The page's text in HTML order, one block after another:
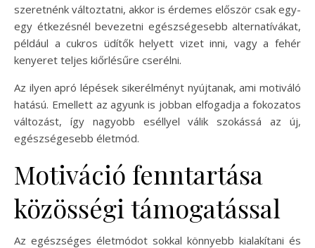
szeretnénk változtatni, akkor is érdemes először csak egy-
egy étkezésnél bevezetni egészségesebb alternatívákat,
például a cukros üdítők helyett vizet inni, vagy a fehér
kenyeret teljes kiőrlésűre cserélni.
Az ilyen apró lépések sikerélményt nyújtanak, ami motiváló
hatású. Emellett az agyunk is jobban elfogadja a fokozatos
változást, így nagyobb eséllyel válik szokássá az új,
egészségesebb életmód.
Motiváció fenntartása
közösségi támogatással
Az egészséges életmódot sokkal könnyebb kialakítani és